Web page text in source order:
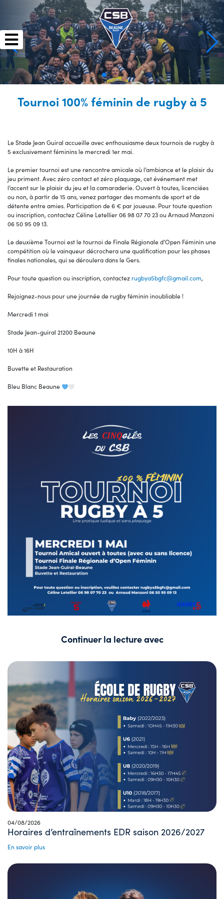
Tournoi 100% féminin de rugby à 5
Le Stade Jean Guiral accueille avec enthousiasme deux tournois de rugby à
5 exclusivement féminins le mercredi 1er mai.
Le premier tournoi est une rencontre amicale où l’ambiance et le plaisir du
jeu priment. Avec zéro contact et zéro plaquage, cet événement met
l’accent sur le plaisir du jeu et la camaraderie. Ouvert à toutes, licenciées
ou non, à partir de 15 ans, venez partager des moments de sport et de
détente entre amies. Participation de 6 € par joueuse. Pour toute question
ou inscription, contactez Céline Letellier 06 98 07 70 23 ou Arnaud Manzoni
06 50 95 09 13.
Le deuxième Tournoi est le tournoi de Finale Régionale d’Open Féminin une
compétition où le vainqueur décrochera une qualification pour les phases
finales nationales, qui se déroulera dans le Gers.
Pour toute question ou inscription, contactez rugbya5bgfc@gmail.com,
Rejoignez-nous pour une journée de rugby féminin inoubliable !
Mercredi 1 mai
Stade Jean-guiral 21200 Beaune
10H à 16H
Buvette et Restauration
Bleu Blanc Beaune
Continuer la lecture avec
04/08/2026
Horaires d’entraînements EDR saison 2026/2027
En savoir plus